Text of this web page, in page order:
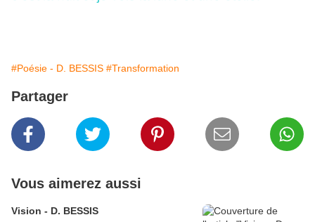
#Poésie - D. BESSIS #Transformation
Partager
Vous aimerez aussi
Vision - D. BESSIS